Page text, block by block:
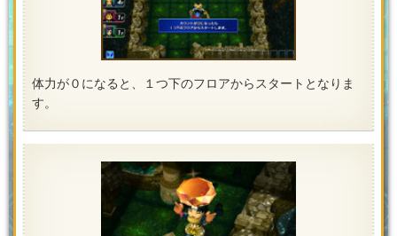
体力が０になると、１つ下のフロアからスタートとなりま
す。